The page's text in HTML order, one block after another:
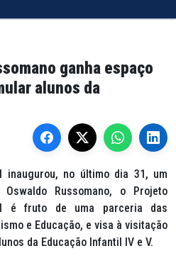
ganha espaço
alunos da
inaugurou, no último dia 31, um
Russomano, o Projeto
é fruto de uma parceria das
e Educação, e visa à visitação
da Educação Infantil IV e V.